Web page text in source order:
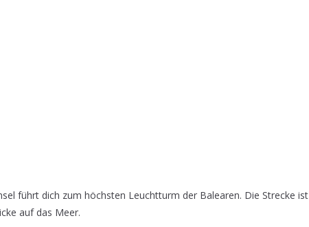
führt dich zum höchsten Leuchtturm der Balearen. Die Strecke ist
auf das Meer.